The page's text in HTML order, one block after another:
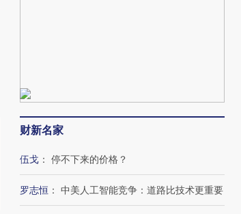
财新名家
伍戈 ： 停不下来的价格？
罗志恒 ： 中美人工智能竞争：道路比技术更重要